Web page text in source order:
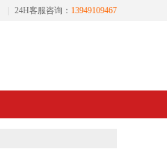
24H客服咨询： 13949109467